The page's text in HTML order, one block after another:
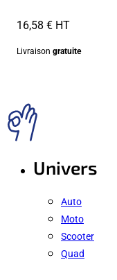
16,58 € HT
Livraison gratuite
Univers
Auto
Moto
Scooter
Quad